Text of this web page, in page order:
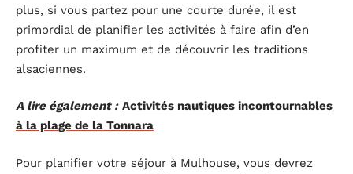
plus, si vous partez pour une courte durée, il est
primordial de planifier les activités à faire afin d’en
profiter un maximum et de découvrir les traditions
alsaciennes.
A lire également : Activités nautiques incontournables
à la plage de la Tonnara
Pour planifier votre séjour à Mulhouse, vous devrez